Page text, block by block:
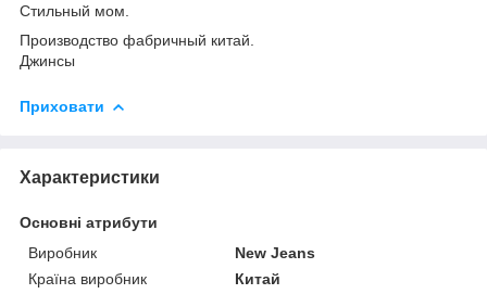
Стильный мом.
Производство фабричный китай.
Джинсы
Приховати
Характеристики
Основні атрибути
Виробник
New Jeans
Країна виробник
Китай